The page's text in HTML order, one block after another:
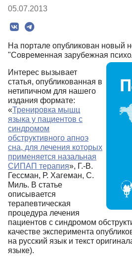
05.07.2013
На портале опубликован новый
"Современная зарубежная
Интерес вызывает
статья, опубликованная в
нетипичном для нашего
издания формате:
«Тренировка мышц
языка у пациентов с
синдромом
обструктивного апноэ
сна, для лечения которых
применяется назальная
СИПАП терапия», Г.-В.
Гессман, Р. Хагеман, С.
Миль. В статье
описывается
терапевтическая
процедура лечения
пациентов с синдромом
качестве эксперимента
на русский язык и текст
языке).